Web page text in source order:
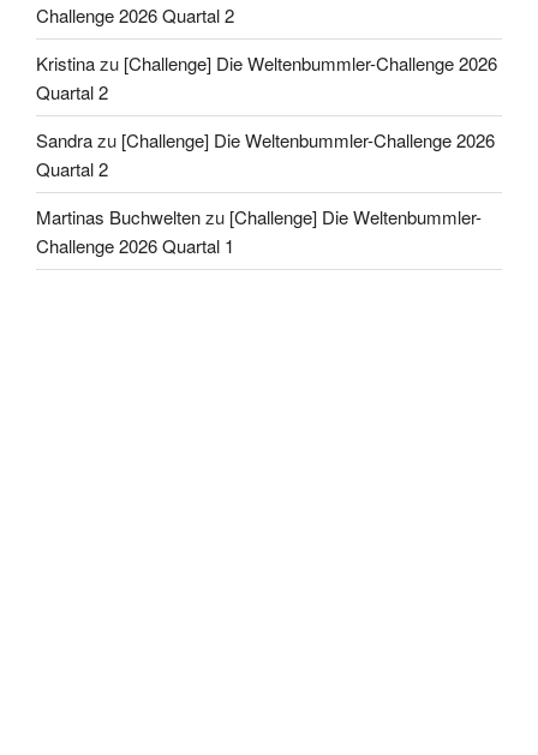
Challenge 2026 Quartal 2
Kristinazu [Challenge] Die Weltenbummler-Challenge 2026
Quartal 2
Sandrazu [Challenge] Die Weltenbummler-Challenge 2026
Quartal 2
Martinas Buchweltenzu [Challenge] Die Weltenbummler-
Challenge 2026 Quartal 1